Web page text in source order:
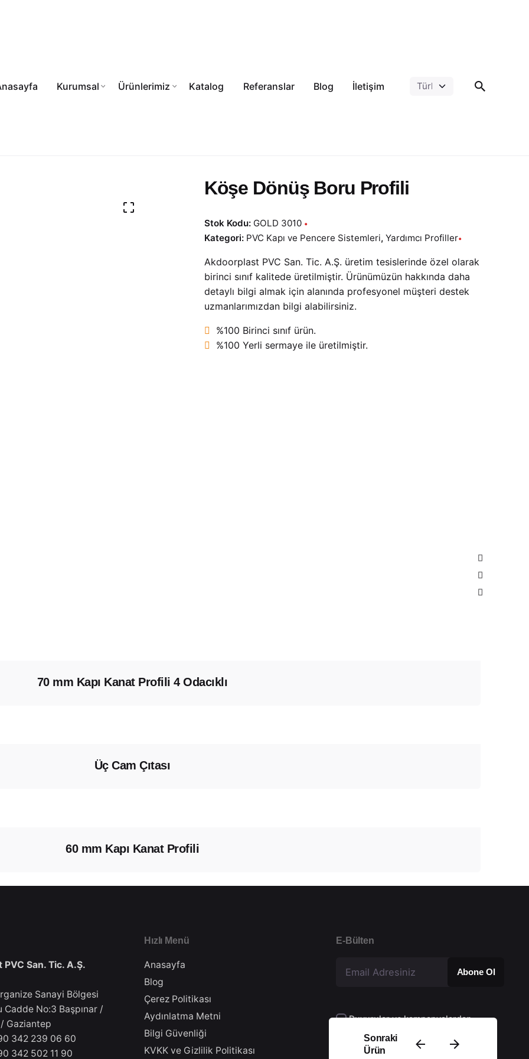
Kurumsal Ürünlerimiz Katalog Referanslar Blog İletişim
Köşe Dönüş Boru Profili
Stok Kodu: GOLD 3010
Kategori: PVC Kapı ve Pencere Sistemleri, Yardımcı Profiller
Akdoorplast PVC San. Tic. A.Ş. üretim tesislerinde özel olarak
birinci sınıf kalitede üretilmiştir. Ürünümüzün hakkında daha
detaylı bilgi almak için alanında profesyonel müşteri destek
uzmanlarımızdan bilgi alabilirsiniz.
%100 Birinci sınıf ürün.
%100 Yerli sermaye ile üretilmiştir.
70 mm Kapı Kanat Profili 4 Odacıklı
Üç Cam Çıtası
60 mm Kapı Kanat Profili
Sonraki
Ürün
San. Tic. A.Ş.
Sanayi Bölgesi
Cadde No:3 Başpınar /
Gaziantep
342 239 06 60
342 502 11 90
Hızlı Menü
Anasayfa
Blog
Çerez Politikası
Aydınlatma Metni
Bilgi Güvenliği
KVKK ve Gizlilik Politikası
E-Bülten
Duyurular ve kampanyalardan
yararlanmak için sözleşmeyi kabul
ediyorum.